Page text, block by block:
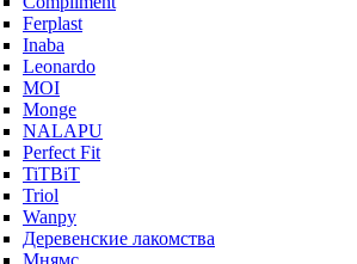
Ferplast
Inaba
Leonardo
MOI
Monge
NALAPU
Perfect Fit
TiTBiT
Triol
Wanpy
Деревенские лакомства
Мнямс